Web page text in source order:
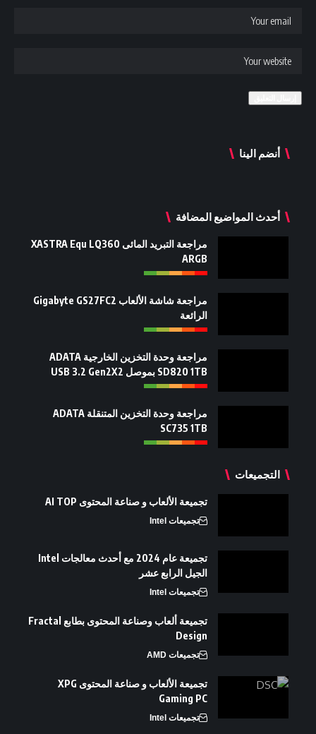
أنضم الينا
أحدث المواضيع المضافة
مراجعة التبريد المائى XASTRA Equ LQ360
ARGB
مراجعة شاشة الألعاب Gigabyte GS27FC2
الرائعة
مراجعة وحدة التخزين الخارجية ADATA
SD820 1TB بموصل USB 3.2 Gen2X2
مراجعة وحدة التخزين المتنقلة ADATA
SC735 1TB
التجميعات
تجميعة الألعاب و صناعة المحتوى AI TOP
تجميعات Intel
تجميعة عام 2024 مع أحدث معالجات Intel
الجيل الرابع عشر
تجميعات Intel
تجميعة ألعاب وصناعة المحتوى بطابع Fractal
Design
تجميعات AMD
تجميعة الألعاب و صناعة المحتوى XPG
Gaming PC
تجميعات Intel